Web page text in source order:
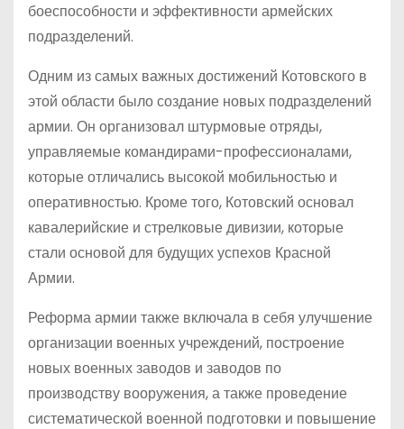
боеспособности и эффективности армейских
подразделений.
Одним из самых важных достижений Котовского в
этой области было создание новых подразделений
армии. Он организовал штурмовые отряды,
управляемые командирами-профессионалами,
которые отличались высокой мобильностью и
оперативностью. Кроме того, Котовский основал
кавалерийские и стрелковые дивизии, которые
стали основой для будущих успехов Красной
Армии.
Реформа армии также включала в себя улучшение
организации военных учреждений, построение
новых военных заводов и заводов по
производству вооружения, а также проведение
систематической военной подготовки и повышение